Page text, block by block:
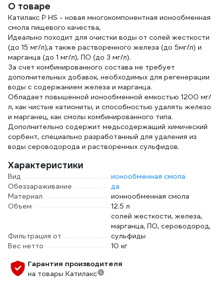
О товаре
Катилакс P HS - новая многокомпонентная ионообменная
смола пищевого качества,
Идеально походит для очистки воды от солей жесткости
(до 15 мг/л),а также растворенного железа (до 5мг/л) и
марганца (до 1 мг/л), ПО (до 3 мг/л).
За счет комбинированного состава не требует
дополнительных добавок, необходимых для регенерации
воды с содержанием железа и марганца.
Обладает повышенной ионообменной емкостью 1200 мг/
л, как чистые катиониты, и способностью удалять железо
и марганец, как смолы комбинированного типа.
Дополнительно содержит медьсодержащий химический
сорбент, специально разработанный для удаления из
воды сероводорода и растворенных сульфидов.
Характеристики
Вид
ионообменная смола
Обеззараживание
да
Материал
ионнообменная смола
Объем
12.5 л
Фильтрация от
солей жесткости, железа,
марганца, ПО, сероводород,
сульфиды
Вес нетто
10 кг
Гарантия производителя
на товары Катилакс